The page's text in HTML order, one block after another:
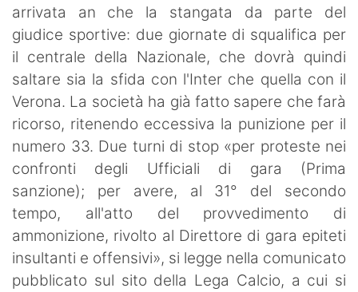
arrivata an che la stangata da parte del
giudice sportive: due giornate di squalifica per
il centrale della Nazionale, che dovrà quindi
saltare sia la sfida con l'Inter che quella con il
Verona. La società ha già fatto sapere che farà
ricorso, ritenendo eccessiva la punizione per il
numero 33. Due turni di stop «per proteste nei
confronti degli Ufficiali di gara (Prima
sanzione); per avere, al 31° del secondo
tempo, all'atto del provvedimento di
ammonizione, rivolto al Direttore di gara epiteti
insultanti e offensivi», si legge nella comunicato
pubblicato sul sito della Lega Calcio, a cui si